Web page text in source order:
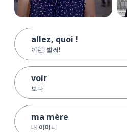
allez, quoi !
이런, 벌써!
voir
보다
ma mère
내 어머니